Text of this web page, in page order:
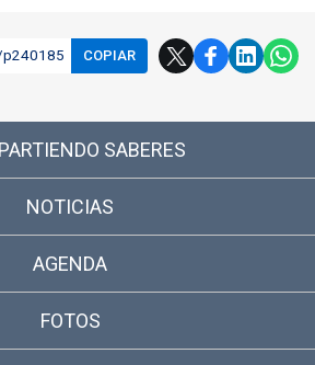
COPIAR
SABERES
NOTICIAS
AGENDA
FOTOS